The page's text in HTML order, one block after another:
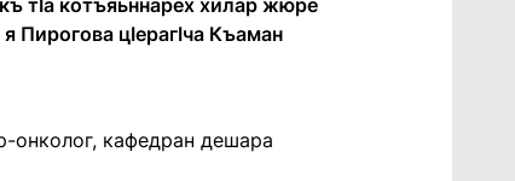
Пирогова цӀерагӀча Къаман
онколог, кафедран дешара